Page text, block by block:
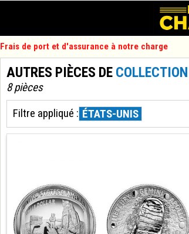
Frais de port et d'assurance à notre charge
AUTRES PIÈCES DE COLLECTION
8 pièces
Filtre appliqué : ÉTATS-UNIS